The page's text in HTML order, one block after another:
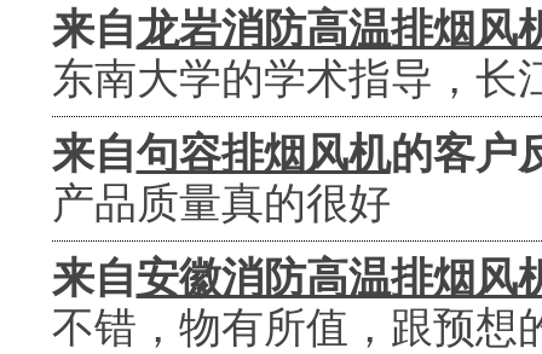
来自龙岩消防高温排烟风
东南大学的学术指导，长
来自句容排烟风机的客户
产品质量真的很好
来自安徽消防高温排烟风
不错，物有所值，跟预想